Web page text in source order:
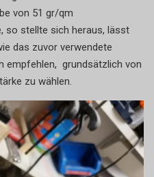
von 51 gr/qm
so stellte sich heraus, lässt
das zuvor verwendete
empfehlen, grundsätzlich von
zu wählen.